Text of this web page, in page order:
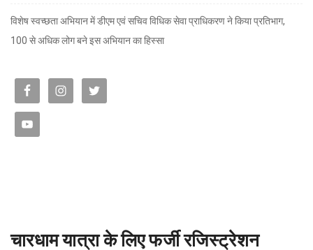
विशेष स्वच्छता अभियान में डीएम एवं सचिव विधिक सेवा प्राधिकरण ने किया प्रतिभाग,
100 से अधिक लोग बने इस अभियान का हिस्सा
चारधाम यात्रा के लिए फर्जी रजिस्ट्रेशन